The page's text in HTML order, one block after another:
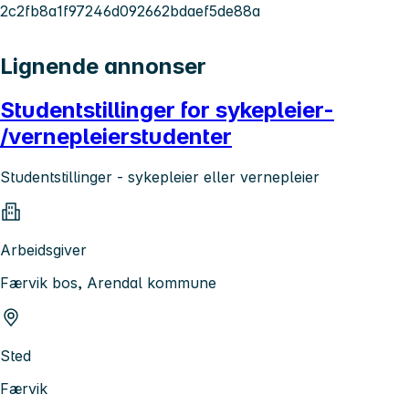
2c2fb8a1f97246d092662bdaef5de88a
Lignende annonser
Studentstillinger for sykepleier-
/vernepleierstudenter
Studentstillinger - sykepleier eller vernepleier
Arbeidsgiver
Færvik bos, Arendal kommune
Sted
Færvik